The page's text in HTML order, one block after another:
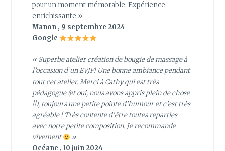
pour un moment mémorable. Expérience
enrichissante »
Manon , 9 septembre 2024
Google
« Superbe atelier création de bougie de massage à
l’occasion d’un EVJF! Une bonne ambiance pendant
tout cet atelier. Merci à Cathy qui est très
pédagogue (et oui, nous avons appris plein de chose
!!), toujours une petite pointe d’humour et c’est très
agréable ! Très contente d’être toutes reparties
avec notre petite composition. Je recommande
vivement
»
Océane , 10 juin 2024